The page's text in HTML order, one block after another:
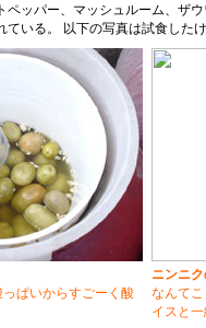
ペッパー、マッシュルーム、ザ
ている。 以下の写真は試食した
ぱいからすごーく酸
ニンニ
なんて
イスと